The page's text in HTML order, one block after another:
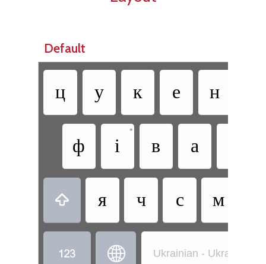
Default
ц у к е н
ф і
•
в а
 я ч с м
  Ukrainian - Ukrainian